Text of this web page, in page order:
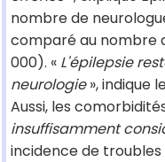
nombre de
comparé au nombre
000). « L'épilepsie
neurologie», indique
Aussi, les
insuffisamment
incidence de troubles